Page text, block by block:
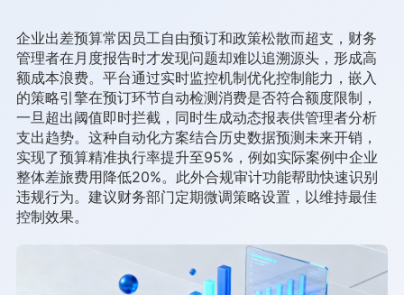
企业出差预算常因员工自由预订和政策松散而超支，财务
管理者在月度报告时才发现问题却难以追溯源头，形成高
额成本浪费。平台通过实时监控机制优化控制能力，嵌入
的策略引擎在预订环节自动检测消费是否符合额度限制，
一旦超出阈值即时拦截，同时生成动态报表供管理者分析
支出趋势。这种自动化方案结合历史数据预测未来开销，
实现了预算精准执行率提升至95%，例如实际案例中企业
整体差旅费用降低20%。此外合规审计功能帮助快速识别
违规行为。建议财务部门定期微调策略设置，以维持最佳
控制效果。